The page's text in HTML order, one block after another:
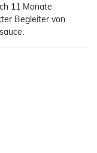
11 Monate
Begleiter von